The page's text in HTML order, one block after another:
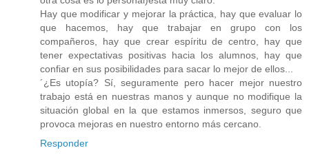
Hay que modificar y mejorar la práctica, hay que evaluar lo
que hacemos, hay que trabajar en grupo con los
compañeros, hay que crear espíritu de centro, hay que
tener expectativas positivas hacia los alumnos, hay que
confiar en sus posibilidades para sacar lo mejor de ellos...
´¿Es utopía? Sí, seguramente pero hacer mejor nuestro
trabajo está en nuestras manos y aunque no modifique la
situación global en la que estamos inmersos, seguro que
provoca mejoras en nuestro entorno más cercano.
Responder